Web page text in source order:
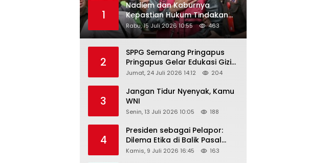
1
Nadiem dan Kaburnya
Kepastian Hukum Tindakan
Pejabat Publik
Rabu, 15 Juli 2026 10:55 463
2
SPPG Semarang Pringapus
Pringapus Gelar Edukasi Gizi
di PAUD Bina Balita Peringati
Jumat, 24 Juli 2026 14:12 204
3
Jangan Tidur Nyenyak, Kamu
WNI
Senin, 13 Juli 2026 10:05 188
4
Presiden sebagai Pelapor:
Dilema Etika di Balik Pasal
218–220 KUHP
Kamis, 9 Juli 2026 16:45 163